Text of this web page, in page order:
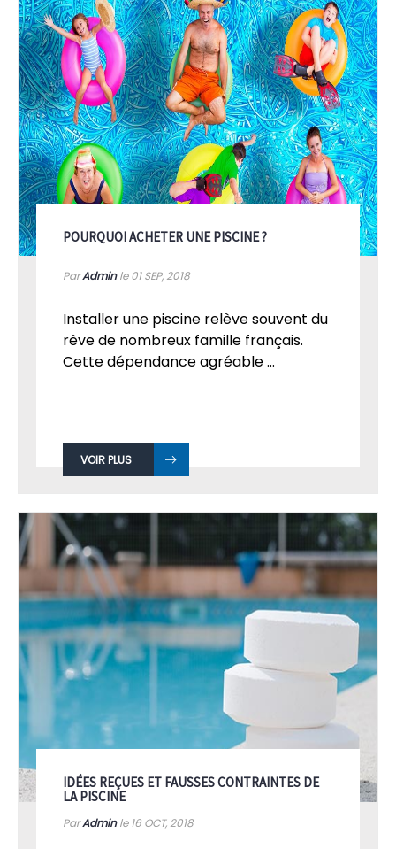
POURQUOI ACHETER UNE PISCINE ?
ParAdminle 01SEP, 2018
Installer une piscine relève souvent du
rêve de nombreux famille français.
Cette dépendance agréable ...
VOIR PLUS
IDÉES REÇUES ET FAUSSES CONTRAINTES DE
LA PISCINE
ParAdminle 16 OCT, 2018